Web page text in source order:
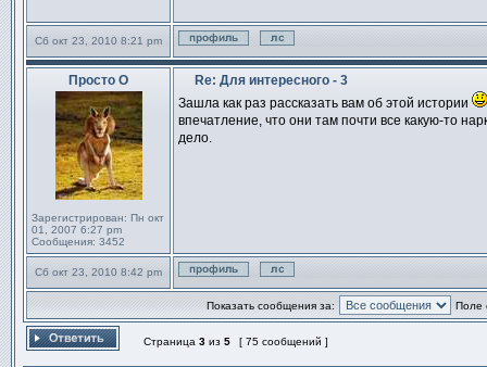
Сб окт 23, 2010 8:21 pm
Профиль
Отправить личное
Просто О
Зарегистрирован: Пн окт
01, 2007 6:27 pm
Сообщения: 3452
Re: Для интересного - 3
Зашла как раз рассказать вам об этой истории
впечатление, что они там почти все какую-то
дело.
Сб окт 23, 2010 8:42 pm
Профиль
Отправить личное
Показать сообщения за:
Поле
Страница 3 из 5 [ 75 сообщений ]